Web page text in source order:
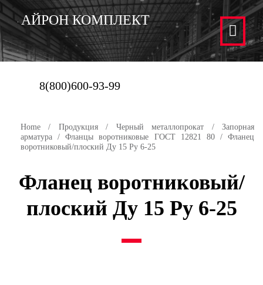
АЙРОН КОМПЛЕКТ
8(800)600-93-99
Home / Продукция/ Черный металлопрокат /Запорная
арматура /Фланцы воротниковые ГОСТ 12821 80/ Фланец
воротниковый/плоский Ду 15 Py 6-25
Фланец воротниковый/
плоский Ду 15 Py 6-25